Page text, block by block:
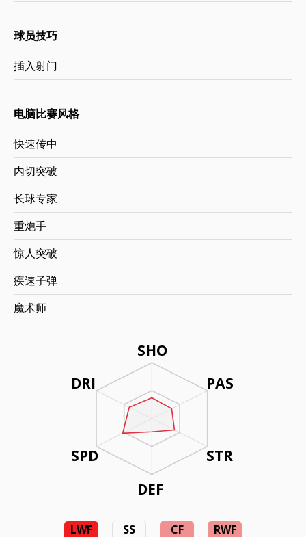
SHO
PAS
STR
DEF
DRI
SPD
LWF
SS
CF
RWF
球员技巧
插入射门
电脑比赛风格
快速传中
内切突破
长球专家
重炮手
惊人突破
疾速子弹
魔术师